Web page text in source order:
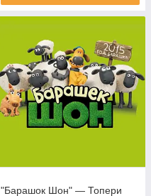
"Барашок Шон" — Топери